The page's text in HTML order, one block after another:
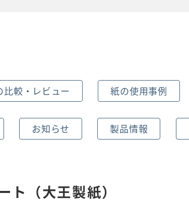
比較・レビュー 紙の使用事例
お知らせ 製品情報
ト（大王製紙）